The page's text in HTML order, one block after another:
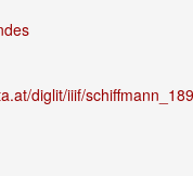
diglit/iiif/